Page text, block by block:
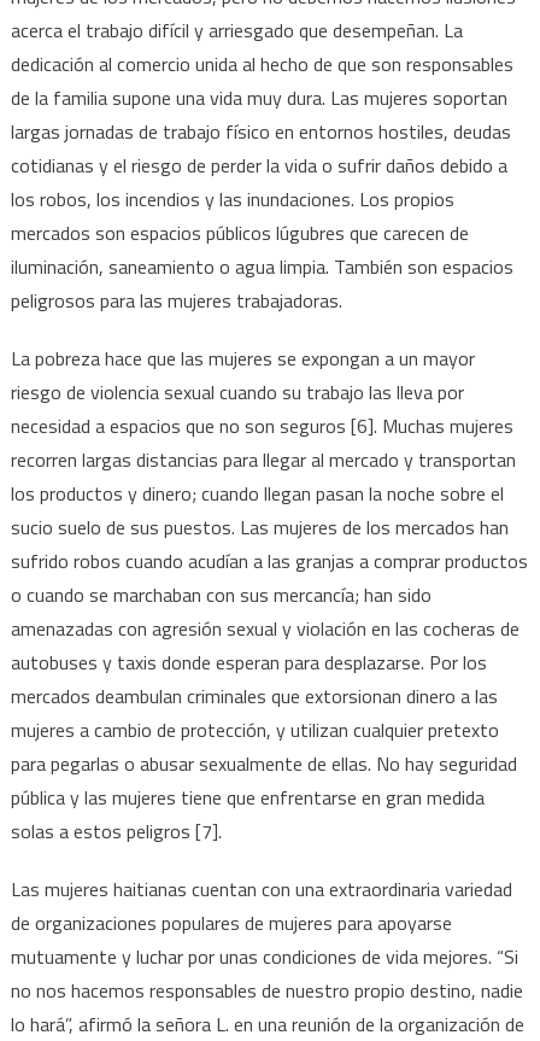
acerca el trabajo difícil y arriesgado que desempeñan. La
dedicación al comercio unida al hecho de que son responsables
de la familia supone una vida muy dura. Las mujeres soportan
largas jornadas de trabajo físico en entornos hostiles, deudas
cotidianas y el riesgo de perder la vida o sufrir daños debido a
los robos, los incendios y las inundaciones. Los propios
mercados son espacios públicos lúgubres que carecen de
iluminación, saneamiento o agua limpia. También son espacios
peligrosos para las mujeres trabajadoras.
La pobreza hace que las mujeres se expongan a un mayor
riesgo de violencia sexual cuando su trabajo las lleva por
necesidad a espacios que no son seguros [6]. Muchas mujeres
recorren largas distancias para llegar al mercado y transportan
los productos y dinero; cuando llegan pasan la noche sobre el
sucio suelo de sus puestos. Las mujeres de los mercados han
sufrido robos cuando acudían a las granjas a comprar productos
o cuando se marchaban con sus mercancía; han sido
amenazadas con agresión sexual y violación en las cocheras de
autobuses y taxis donde esperan para desplazarse. Por los
mercados deambulan criminales que extorsionan dinero a las
mujeres a cambio de protección, y utilizan cualquier pretexto
para pegarlas o abusar sexualmente de ellas. No hay seguridad
pública y las mujeres tiene que enfrentarse en gran medida
solas a estos peligros [7].
Las mujeres haitianas cuentan con una extraordinaria variedad
de organizaciones populares de mujeres para apoyarse
mutuamente y luchar por unas condiciones de vida mejores. “Si
no nos hacemos responsables de nuestro propio destino, nadie
lo hará”, afirmó la señora L. en una reunión de la organización de